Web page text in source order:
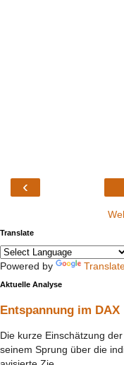
‹
Translate
Powered by
Aktuelle Analyse
Entspannung im DAX
Die kurze Einschätzung
seinem Sprung über die